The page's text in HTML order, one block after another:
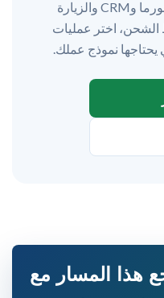
إذا كان تدفقك هو العرض والبروفورما وCRM والزيارة
الشحن، اختر عمليات
نموذج عملك.